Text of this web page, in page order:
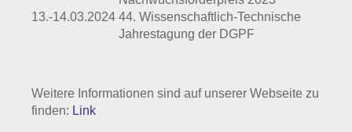
13.-14.03.2024 44. Wissenschaftlich-Technische
Jahrestagung der DGPF
Weitere Informationen sind auf unserer Webseite zu
finden: Link